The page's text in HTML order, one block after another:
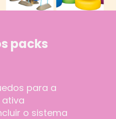
packs
para a
ativa
o sistema